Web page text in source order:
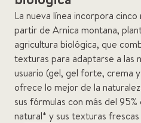
La nueva línea incorpora
partir de Arnica montana,
agricultura biológica, que
texturas para adaptarse a las
usuario (gel, gel forte, crema
ofrece lo mejor de la
sus fórmulas con más del
natural* y sus texturas frescas